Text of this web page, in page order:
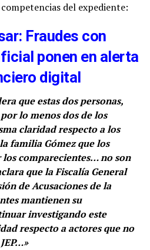
del expediente:
Fraudes con
ponen en alerta
digital
que estas dos personas,
lo menos dos de los
claridad respecto a los
familia Gómez que los
comparecientes… no son
que la Fiscalía General
de Acusaciones de la
mantienen su
investigando este
respecto a actores que no